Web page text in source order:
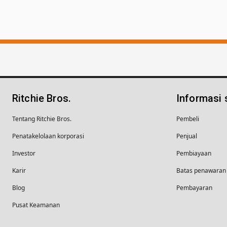
Ritchie Bros.
Tentang Ritchie Bros.
Penatakelolaan korporasi
Investor
Karir
Blog
Pusat Keamanan
Informasi
Pembeli
Penjual
Pembiayaan
Batas
Pembayaran